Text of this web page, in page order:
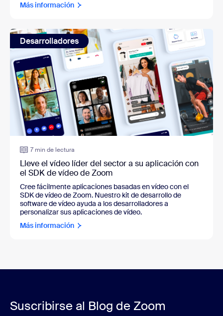
Más información
Desarrolladores
7 min de lectura
Lleve el vídeo líder del sector a su aplicación con
el SDK de vídeo de Zoom
Cree fácilmente aplicaciones basadas en vídeo con el
SDK de vídeo de Zoom. Nuestro kit de desarrollo de
software de vídeo ayuda a los desarrolladores a
personalizar sus aplicaciones de vídeo.
Más información
Suscribirse al Blog de Zoom